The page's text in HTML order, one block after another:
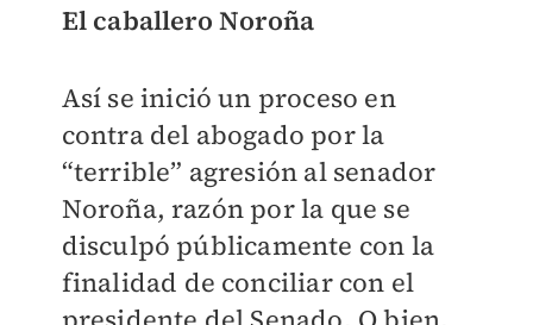
El caballero Noroña
Así se inició un proceso en
contra del abogado por la
“terrible” agresión al senador
Noroña, razón por la que se
disculpó públicamente con la
finalidad de conciliar con el